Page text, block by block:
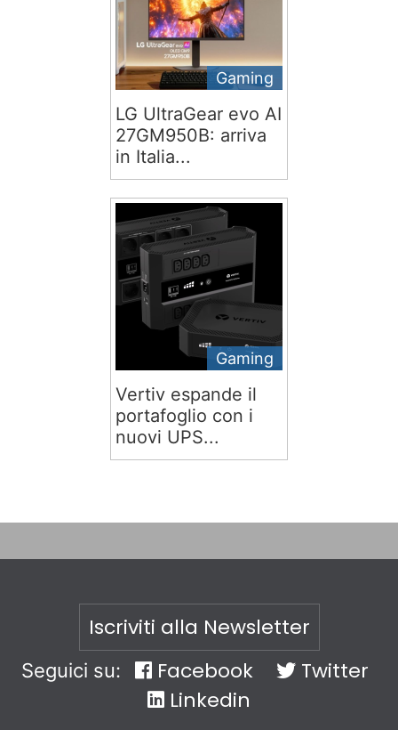
Gaming
LG UltraGear evo AI
27GM950B: arriva
in Italia...
Gaming
Vertiv espande il
portafoglio con i
nuovi UPS...
Iscriviti alla Newsletter
Seguici su: Facebook
Twitter
Linkedin